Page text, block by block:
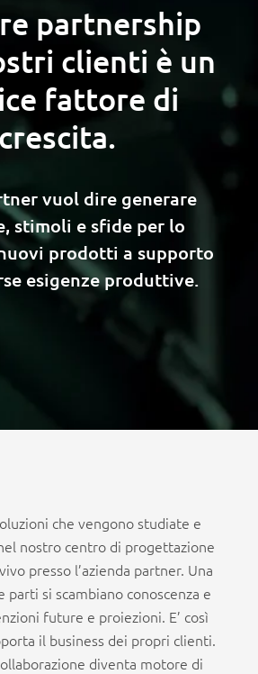
partnership
clienti è un
fattore di
crescita.
vuol dire generare
stimoli e sfide per lo
prodotti a supporto
esigenze produttive.
che vengono studiate e
nostro centro di progettazione
presso l’azienda partner. Una
parti si scambiano conoscenza e
future e proiezioni. E’ così
il business dei propri clienti.
diventa motore di